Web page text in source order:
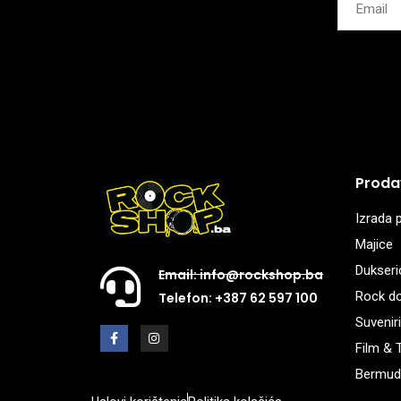
Email: info@rockshop.ba
Telefon: +387 62 597 100
Izrada
Majice
Rock
Suveniri
Film &